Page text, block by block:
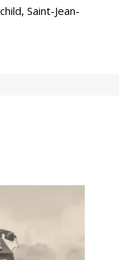
Saint-Jean-